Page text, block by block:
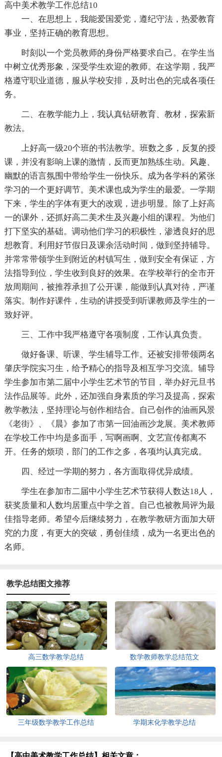
高中美术教学工作总结10
一、在思想上，我能爱国爱党，遵纪守法，热爱教育
事业，坚持正确的教育思想。
时刻以一个党员教师的身份严格要求自己。在学生当
中树立优秀形象，深受学生欢迎的教师。在这学期，我严
格遵守职业道德，服从学校安排，及时出色的完成各项任
务。
二、在教学能力上，我认真钻研教育、教材，探索新
教法。
上好高一级20个班的书法教学。班数之多，反复的授
课，并没有影响上课的激情，反而更加熟练生动。风趣、
幽默的语言氛围中带给学生一份快乐。成为各学科的紧张
学习的一个更好调节。美术课也成为学生的最爱。一学期
下来，学生的字体有更大的改观，进步明显。除了上好高
一的课外，还抓好高二美术生及兴趣小组的课程。为他们
打下坚实的基础。调动他们学习的积极性，渗透良好的思
想教育。利用好节假日及课余活动时间，做到坚持辅导。
并常常带领学生到附近的村镇写生，做到安全有保证，方
法指导到位，学生收到良好的效果。在学校举行的全市开
放周期间，被推荐承担了公开课，能做到认真对待，严谨
落实。制作好课件，生动的讲授受到听课教师及学生的一
致好评。
三、工作中我严格遵守各项制度，工作认真负责。
做好备课、听课、学生辅导工作。还被安排带领两名
肇庆学院实习生，给予精心的指导及相互学习交流。辅导
学生参加市第二届中小学生艺术节的节目，举办好元旦书
法作品展等。此外，还加强自身素质的学习及提高，探索
教学教法，坚持理论与创作相结合。自己创作的油画风景
《老街》、《晨》参加了市第一回油画沙龙展。美术教师
在学校工作中均是多面手，写啊画啊、文艺宣传都离不
开。任务的烦琐，部门的工作之多，各项均认真完成。
四、经过一学期的努力，各方面取得优异成绩。
学生在参加市二届中小学生艺术节获得人数达18人，
获奖质量和人数均居重点中学之首。自己也被教局评为最
佳指导老师。希望今后继续努力，在教学教研方面加大研
究的力度，有更大的突破，勇创佳绩，成为一名更出色的
名师。
教学总结图文推荐
高三数学教学总结 数学教师教学总结范文
三年级数学教学工作总结 学期末化学教学总结